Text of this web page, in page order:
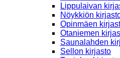
Lippulaivan
Nöykkiön
Opinmäen
Otaniemen
Saunalahden
Sellon kirjasto